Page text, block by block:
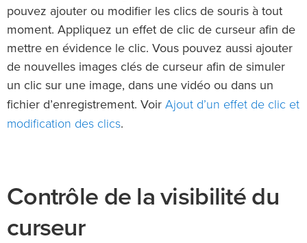
pouvez ajouter ou modifier les clics de souris à tout
moment. Appliquez un effet de clic de curseur afin de
mettre en évidence le clic. Vous pouvez aussi ajouter
de nouvelles images clés de curseur afin de simuler
un clic sur une image, dans une vidéo ou dans un
fichier d’enregistrement. Voir Ajout d’un effet de clic et
modification des clics.
Contrôle de la visibilité du
curseur